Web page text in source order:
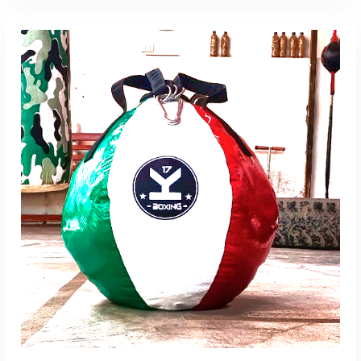
AÑADIR AL CARRITO